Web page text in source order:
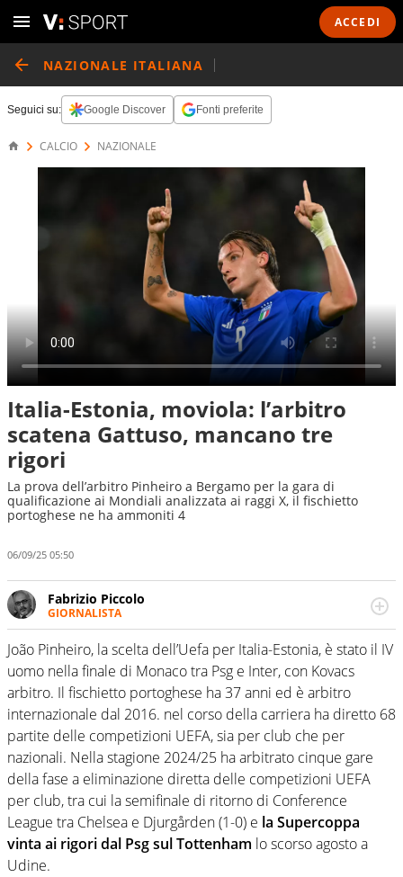
ACCEDI
NAZIONALE ITALIANA
Seguici su: Google Discover Fonti preferite
CALCIO NAZIONALE
Italia-Estonia, moviola: l’arbitro
scatena Gattuso, mancano tre
rigori
La prova dell’arbitro Pinheiro a Bergamo per la gara di
qualificazione ai Mondiali analizzata ai raggi X, il fischietto
portoghese ne ha ammoniti 4
06/09/25 05:50
Fabrizio Piccolo
GIORNALISTA
Nella sua carriera ha seguito numerose manifestazioni
sportive e collaborato con agenzie e testate. Esperienza,
competenza, conoscenza e memoria storica. Si occupa
prevalentemente di calcio
João Pinheiro, la scelta dell’Uefa per Italia-Estonia, è stato il IV
uomo nella finale di Monaco tra Psg e Inter, con Kovacs
arbitro. Il fischietto portoghese ha 37 anni ed è arbitro
internazionale dal 2016. nel corso della carriera ha diretto 68
partite delle competizioni UEFA, sia per club che per
nazionali. Nella stagione 2024/25 ha arbitrato cinque gare
della fase a eliminazione diretta delle competizioni UEFA
per club, tra cui la semifinale di ritorno di Conference
League tra Chelsea e Djurgården (1-0) e la Supercoppa
vinta ai rigori dal Psg sul Tottenham lo scorso agosto a
Udine.